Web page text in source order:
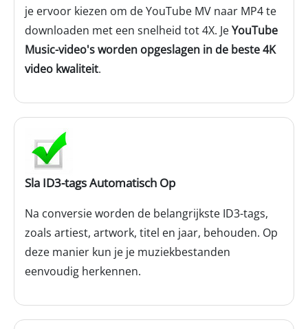
je ervoor kiezen om de YouTube MV naar MP4 te
downloaden met een snelheid tot 4X. JeYouTube
Music-video's worden opgeslagen in de beste 4K
video kwaliteit.
Sla ID3-tags Automatisch Op
Na conversie worden de belangrijkste ID3-tags,
zoals artiest, artwork, titel en jaar, behouden. Op
deze manier kun je je muziekbestanden
eenvoudig herkennen.